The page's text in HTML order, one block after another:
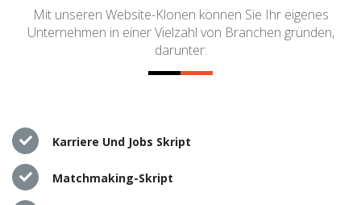
Mit unseren Website-Klonen können Sie Ihr eigenes
Unternehmen in einer Vielzahl von Branchen gründen,
darunter:
Karriere Und Jobs Skript
Matchmaking-Skript